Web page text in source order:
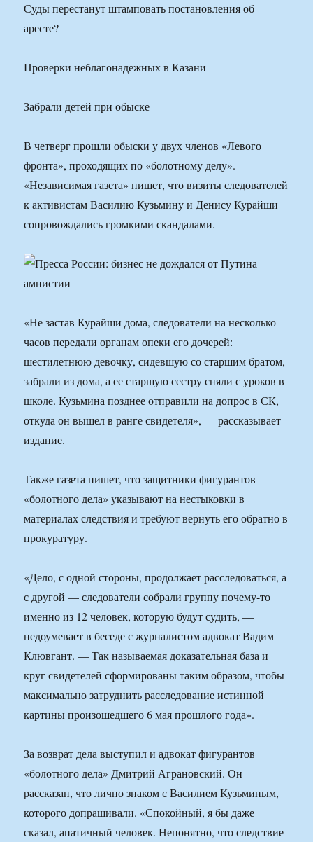
Суды перестанут штамповать постановления об
аресте?
Проверки неблагонадежных в Казани
Забрали детей при обыске
В четверг прошли обыски у двух членов «Левого
фронта», проходящих по «болотному делу».
«Независимая газета» пишет, что визиты следователей
к активистам Василию Кузьмину и Денису Курайши
сопровождались громкими скандалами.
«Не застав Курайши дома, следователи на несколько
часов передали органам опеки его дочерей:
шестилетнюю девочку, сидевшую со старшим братом,
забрали из дома, а ее старшую сестру сняли с уроков в
школе. Кузьмина позднее отправили на допрос в СК,
откуда он вышел в ранге свидетеля», — рассказывает
издание.
Также газета пишет, что защитники фигурантов
«болотного дела» указывают на нестыковки в
материалах следствия и требуют вернуть его обратно в
прокуратуру.
«Дело, с одной стороны, продолжает расследоваться, а
с другой — следователи собрали группу почему-то
именно из 12 человек, которую будут судить, —
недоумевает в беседе с журналистом адвокат Вадим
Клювгант. — Так называемая доказательная база и
круг свидетелей сформированы таким образом, чтобы
максимально затруднить расследование истинной
картины произошедшего 6 мая прошлого года».
За возврат дела выступил и адвокат фигурантов
«болотного дела» Дмитрий Аграновский. Он
рассказан, что лично знаком с Василием Кузьминым,
которого допрашивали. «Спокойный, я бы даже
сказал, апатичный человек. Непонятно, что следствие